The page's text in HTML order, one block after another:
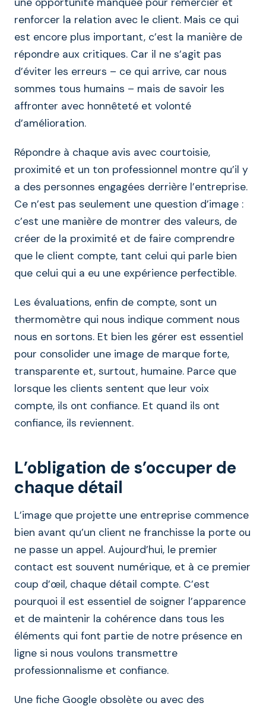
renforcer la relation avec le client. Mais ce qui
est encore plus important, c’est la manière de
répondre aux critiques. Car il ne s’agit pas
d’éviter les erreurs – ce qui arrive, car nous
sommes tous humains – mais de savoir les
affronter avec honnêteté et volonté
d’amélioration.
Répondre à chaque avis avec courtoisie,
proximité et un ton professionnel montre qu’il y
a des personnes engagées derrière l’entreprise.
Ce n’est pas seulement une question d’image :
c’est une manière de montrer des valeurs, de
créer de la proximité et de faire comprendre
que le client compte, tant celui qui parle bien
que celui qui a eu une expérience perfectible.
Les évaluations, enfin de compte, sont un
thermomètre qui nous indique comment nous
nous en sortons. Et bien les gérer est essentiel
pour consolider une image de marque forte,
transparente et, surtout, humaine. Parce que
lorsque les clients sentent que leur voix
compte, ils ont confiance. Et quand ils ont
confiance, ils reviennent.
L’obligation de s’occuper de
chaque détail
L’image que projette une entreprise commence
bien avant qu’un client ne franchisse la porte ou
ne passe un appel. Aujourd’hui, le premier
contact est souvent numérique, et à ce premier
coup d’œil, chaque détail compte. C’est
pourquoi il est essentiel de soigner l’apparence
et de maintenir la cohérence dans tous les
éléments qui font partie de notre présence en
ligne si nous voulons transmettre
professionnalisme et confiance.
Une fiche Google obsolète ou avec des